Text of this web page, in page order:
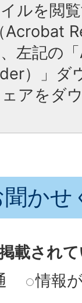
ルを閲
Acrobat
左記の
）」ダ
アをダ
かせ
載され
情報